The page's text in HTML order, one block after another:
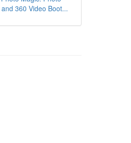
360 Video Boot...